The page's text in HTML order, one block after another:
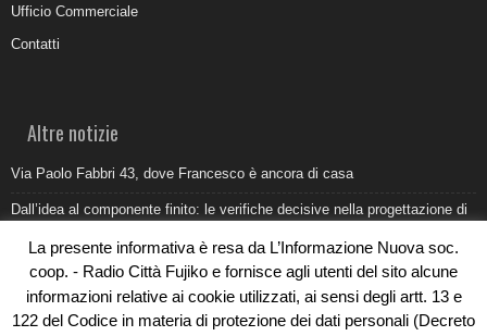
Ufficio Commerciale
Contatti
Altre notizie
Via Paolo Fabbri 43, dove Francesco è ancora di casa
Dall’idea al componente finito: le verifiche decisive nella progettazione di
Belvedere Marittimo e il report ARPACAL 2026 sulla qualità del mare
Come organizzare e allestire una camera ardente per l’ultimo saluto
La presente informativa è resa da L’Informazione Nuova soc.
coop. - Radio Città Fujiko e fornisce agli utenti del sito alcune
informazioni relative ai cookie utilizzati, ai sensi degli artt. 13 e
122 del Codice in materia di protezione dei dati personali (Decreto